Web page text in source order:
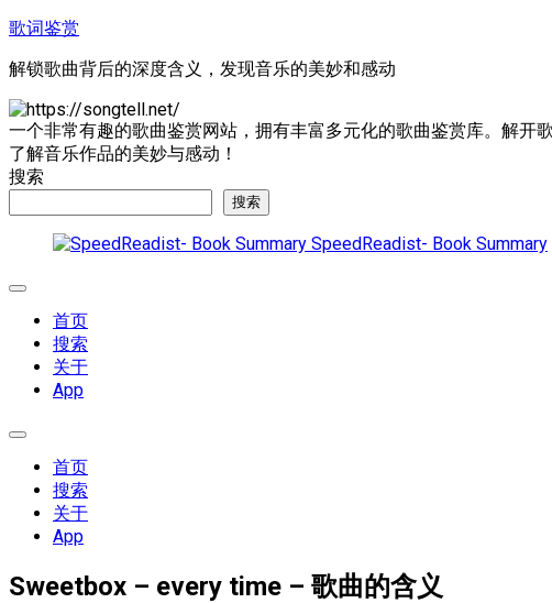
跳
内
容
歌词鉴赏
解锁歌曲背后的深度含义，发现音乐的美妙和感动
一个非常有趣的歌曲鉴赏网站，拥有丰富多元化的歌曲鉴赏库。解开
了解音乐作品的美妙与感动！
搜索
搜索
SpeedReadist- Book Summary
展
首页
搜索
关于
App
展
首页
搜索
关于
App
Sweetbox – every time – 歌曲的含义